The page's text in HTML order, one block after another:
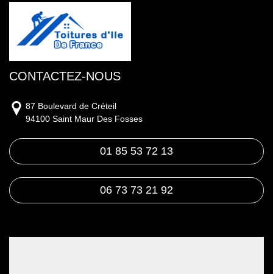
CONTACTEZ-NOUS
87 Boulevard de Créteil
94100 Saint Maur Des Fosses
01 85 53 72 13
06 73 73 21 92